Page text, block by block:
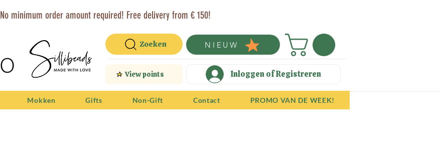
No minimum order amount required! Free delivery from € 150!
Zoeken NIEUW
View points Inloggen of Registreren
Mokken Gifts Non-Gift Contact PROMO VAN DE WEEK!